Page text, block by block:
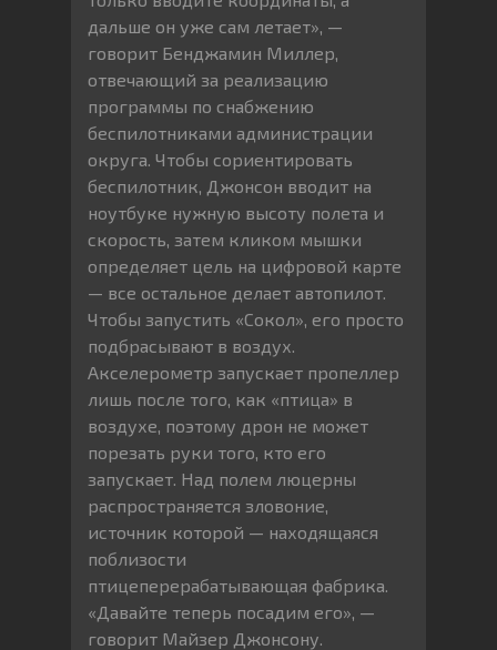
дальше он уже сам летает», —
говорит Бенджамин Миллер,
отвечающий за реализацию
программы по снабжению
беспилотниками администрации
округа. Чтобы сориентировать
беспилотник, Джонсон вводит на
ноутбуке нужную высоту полета и
скорость, затем кликом мышки
определяет цель на цифровой карте
— все остальное делает автопилот.
Чтобы запустить «Сокол», его просто
подбрасывают в воздух.
Акселерометр запускает пропеллер
лишь после того, как «птица» в
воздухе, поэтому дрон не может
порезать руки того, кто его
запускает. Над полем люцерны
распространяется зловоние,
источник которой — находящаяся
поблизости
птицеперерабатывающая фабрика.
«Давайте теперь посадим его», —
говорит Майзер Джонсону.